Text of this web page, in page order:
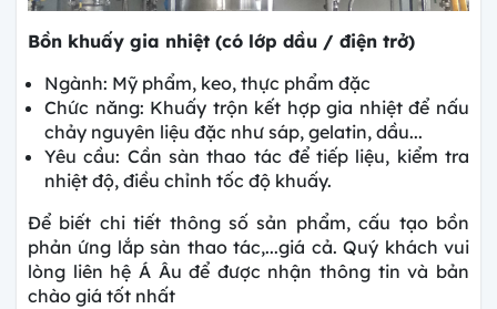
Bồn khuấy gia nhiệt (có lớp dầu / điện trở)
Ngành: Mỹ phẩm, keo, thực phẩm đặc
Chức năng: Khuấy trộn kết hợp gia nhiệt để nấu
chảy nguyên liệu đặc như sáp, gelatin, dầu...
Yêu cầu: Cần sàn thao tác để tiếp liệu, kiểm tra
nhiệt độ, điều chỉnh tốc độ khuấy.
Để biết chi tiết thông số sản phẩm, cấu tạo bồn
phản ứng lắp sàn thao tác,...giá cả. Quý khách vui
lòng liên hệ Á Âu để được nhận thông tin và bản
chào giá tốt nhất